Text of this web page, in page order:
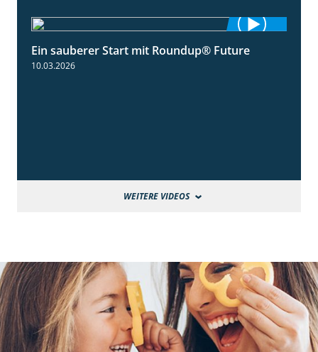
2:01
Ein sauberer Start mit Roundup® Future
10.03.2026
WEITERE VIDEOS